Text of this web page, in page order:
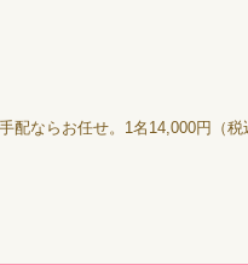
ならお任せ。1名14,000円（税